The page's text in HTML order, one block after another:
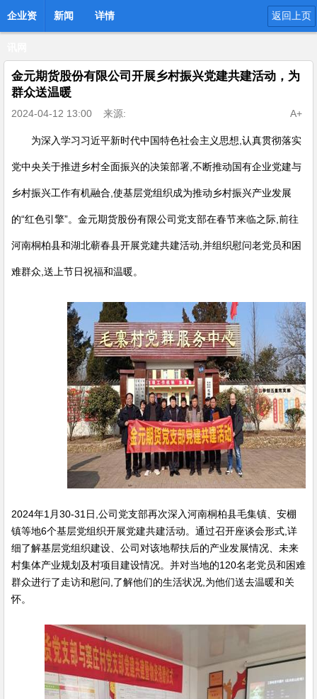
企业资 新闻 详情 返回上页
金元期货股份有限公司开展乡村振兴党建共建活动，为
群众送温暖
2024-04-12 13:00 来源: A+
为深入学习习近平新时代中国特色社会主义思想,认真贯彻落实
党中央关于推进乡村全面振兴的决策部署,不断推动国有企业党建与
乡村振兴工作有机融合,使基层党组织成为推动乡村振兴产业发展
的“红色引擎”。 金元期货股份有限公司党支部在春节来临之际,前往
河南桐柏县和湖北蕲春县开展党建共建活动,并组织慰问老党员和困
难群众,送上节日祝福和温暖。
2024年1月30-31日,公司党支部再次深入河南桐柏县毛集镇、安棚
镇等地6个基层党组织开展党建共建活动。通过召开座谈会形式,详
细了解基层党组织建设、公司对该地帮扶后的产业发展情况、未来
村集体产业规划及村项目建设情况。并对当地的120名老党员和困难
群众进行了走访和慰问,了解他们的生活状况,为他们送去温暖和关
怀。